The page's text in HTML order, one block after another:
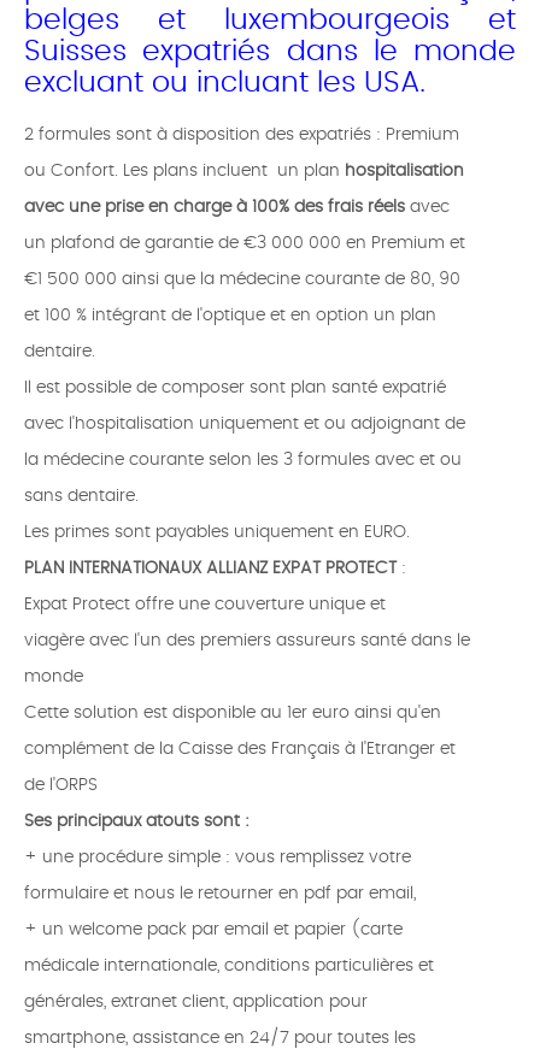
belges et luxembourgeois et
Suisses expatriés dans le monde
excluant ou incluant les USA.
2 formules sont à disposition des expatriés : Premium
ou Confort. Les plans incluent un plan hospitalisation
avec une prise en charge à 100% des frais réels avec
un plafond de garantie de €3 000 000 en Premium et
€1 500 000 ainsi que la médecine courante de 80, 90
et 100 % intégrant de l'optique et en option un plan
dentaire.
Il est possible de composer sont plan santé expatrié
avec l'hospitalisation uniquement et ou adjoignant de
la médecine courante selon les 3 formules avec et ou
sans dentaire.
Les primes sont payables uniquement en EURO.
PLAN INTERNATIONAUX ALLIANZ EXPAT PROTECT :
Expat Protect offre une couverture unique et
viagère avec l'un des premiers assureurs santé dans le
monde
Cette solution est disponible au 1er euro ainsi qu'en
complément de la Caisse des Français à l'Etranger et
de l'ORPS
Ses principaux atouts sont :
+ une procédure simple : vous remplissez votre
formulaire et nous le retourner en pdf par email,
+ un welcome pack par email et papier (carte
médicale internationale, conditions particulières et
générales, extranet client, application pour
smartphone, assistance en 24/7 pour toutes les